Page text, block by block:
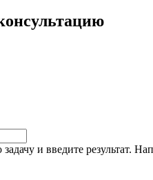
и введите результат.